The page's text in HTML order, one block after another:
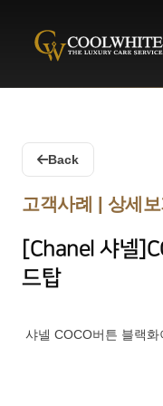
Coolwhite
Back
고객사례 | 상세보
[Chanel 샤넬
드탑
샤넬 COCO버튼 블랙